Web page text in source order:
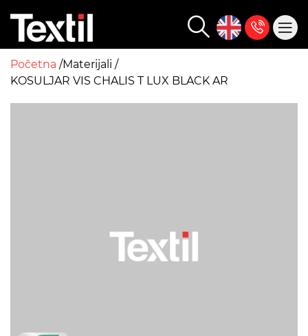
Početna Materijali
KOSULJAR VIS CHALIS T LUX BLACK AR